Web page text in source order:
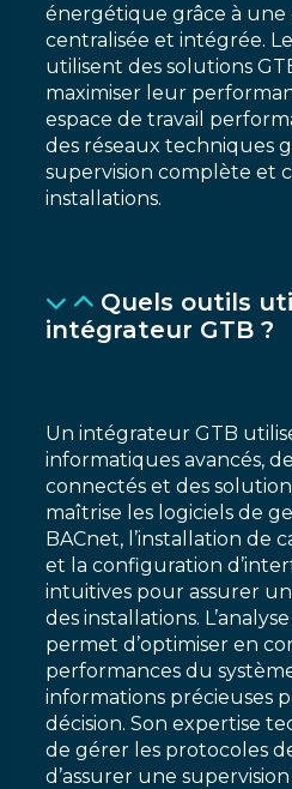
énergétique grâce à
centralisée et intégrée.
utilisent des solutions
maximiser leur
espace de travail
des réseaux techniques
supervision complète et
installations.
Quels outils
intégrateur GTB ?
Un intégrateur GTB
informatiques avancés,
connectés et des
maîtrise les logiciels de
BACnet, l’installation de
et la configuration
intuitives pour assurer
des installations.
permet d’optimiser en
performances du
informations précieuses
décision. Son expertise
de gérer les protocoles
d’assurer une